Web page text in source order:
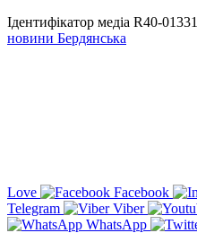
Ідентифікатор медіа R40-01331
новини Бердянська
Love
Facebook
Telegram
Viber
WhatsApp